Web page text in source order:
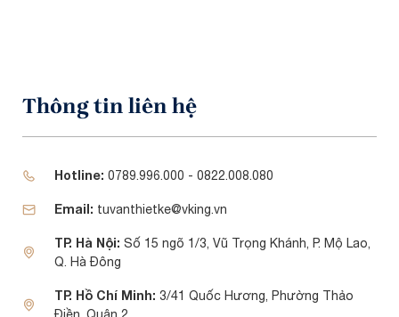
Thông tin liên hệ
Hotline: 0789.996.000 - 0822.008.080
Email: tuvanthietke@vking.vn
TP. Hà Nội: Số 15 ngõ 1/3, Vũ Trọng Khánh, P. Mộ Lao,
Q. Hà Đông
TP. Hồ Chí Minh: 3/41 Quốc Hương, Phường Thảo